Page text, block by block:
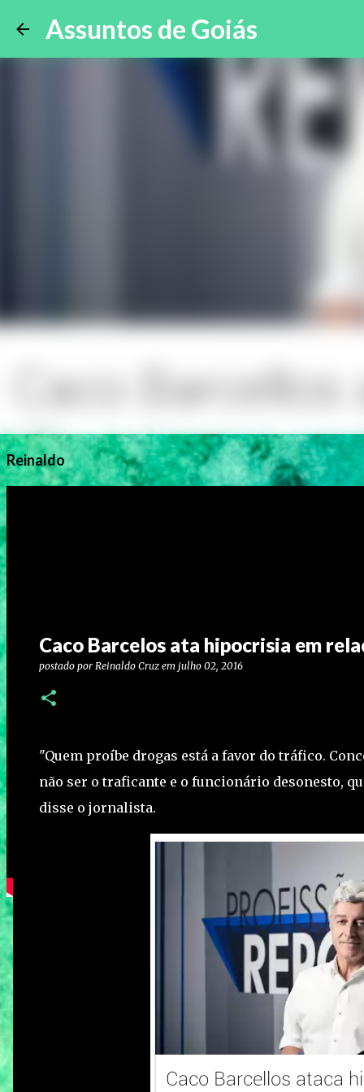
Assuntos de Goiás
Reinaldo
Caco Barcelos ata hipocrisia em
postado por Reinaldo Cruz em julho 02, 2016
"Quem proíbe drogas está a favor do tráfico.
não ser o traficante e o funcionário desonesto,
disse o jornalista.